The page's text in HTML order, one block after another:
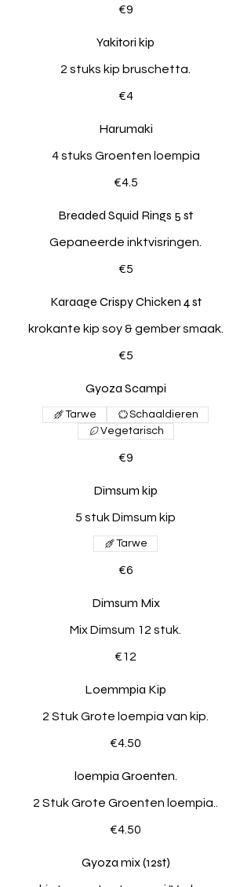
€9
Yakitori kip
2 stuks kip bruschetta.
€4
Harumaki
4 stuks Groenten loempia
€4.5
Breaded Squid Rings 5 st
Gepaneerde inktvisringen.
€5
Karaage Crispy Chicken 4 st
krokante kip soy & gember smaak.
€5
Gyoza Scampi
€9
Tarwe
Schaaldieren
Vegetarisch
Dimsum kip
5 stuk Dimsum kip
€6
Tarwe
Dimsum Mix
Mix Dimsum 12 stuk.
€12
Loemmpia Kip
2 Stuk Grote loempia van kip.
€4.50
loempia Groenten.
2 Stuk Grote Groenten loempia..
€4.50
Gyoza mix (12st)